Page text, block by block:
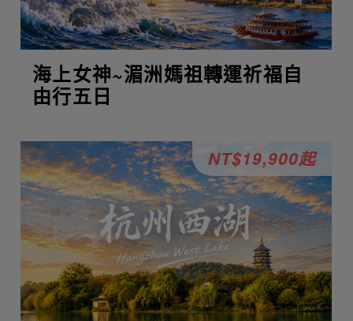
海上女神~湄洲媽祖轉運祈福自
由行五日
NT$19,900起